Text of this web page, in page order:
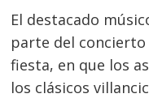
El destacado
parte del
fiesta, en que los
los clásicos